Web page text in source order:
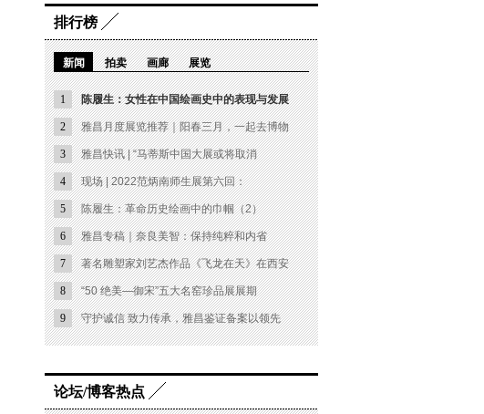
排行榜
新闻 拍卖 画廊 展览
1 陈履生：女性在中国绘画史中的表现与发展
2 雅昌月度展览推荐｜阳春三月，一起去博物
3 雅昌快讯 | “马蒂斯中国大展或将取消
4 现场 | 2022范炳南师生展第六回：
5 陈履生：革命历史绘画中的巾帼（2）
6 雅昌专稿｜奈良美智：保持纯粹和内省
7 著名雕塑家刘艺杰作品《飞龙在天》在西安
8 “50 绝美—御宋”五大名窑珍品展展期
9 守护诚信 致力传承，雅昌鉴证备案以领先
论坛/博客热点